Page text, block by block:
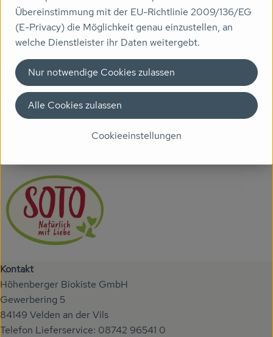
Veranstaltungen
Biomarkt
Wissen
Über uns
Produktdatenblatt
Herkunft
Hersteller: SOTO
Kontakt
Höhenberger Biokiste GmbH
Gewerbering 5
84149 Velden an der Vils
Telefon Lieferservice: 08742 96541 0
Übereinstimmung mit der EU-Richtlinie 2009/136/EG
(E-Privacy) die Möglichkeit genau einzustellen, an
welche Dienstleister ihr Daten weitergebt.
Cookieeinstellungen
Nur notwendige Cookies zulassen
Alle Cookies zulassen